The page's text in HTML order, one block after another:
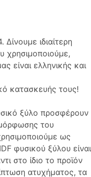
ιδιαίτερη
χρησιμοποιούμε,
είναι ελληνικής και
κατασκευής τους!
ξύλο προσφέρουν
του
ως
φυσικού ξύλου είναι
στο ίδιο το προϊόν
ατυχήματος, τα